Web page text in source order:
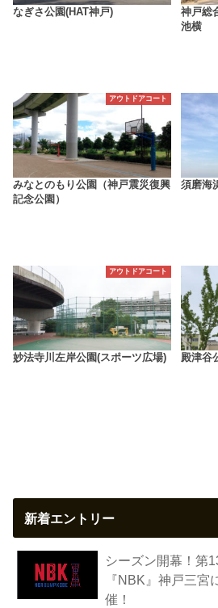
なぎさ公園(HAT神戸)
神戸総
池横
アウトドアコート
みなとのもり公園（神戸震災復興
記念公園）
須磨海
アウトドアコート
妙法寺川左岸公園(スポーツ広場) 殿津谷
新着エントリー
シーズン開幕！第
『NBK』神戸三宮
催！